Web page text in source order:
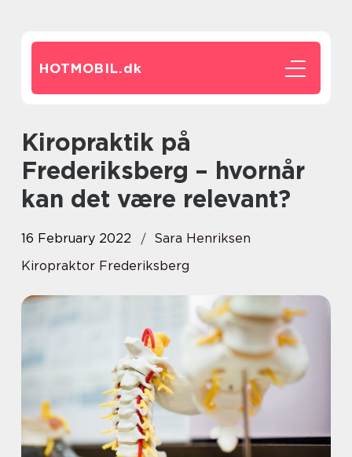
HOTMOBIL.dk
Kiropraktik på
Frederiksberg – hvornår
kan det være relevant?
16 February 2022
Sara Henriksen
Kiropraktor Frederiksberg